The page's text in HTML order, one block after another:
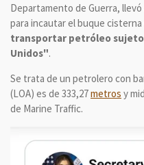
Departamento de Guerra,
para incautar el buque cisterna
transportar petróleo sujeto
Unidos".
Se trata de un petrolero con
(LOA) es de 333,27metros y
de Marine Traffic.